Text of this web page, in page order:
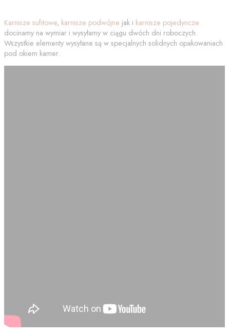
Karnisze sufitowe, karnisze podwójne jak i karnisze pojedyncze
docinamy na wymiar i wysyłamy w ciągu dwóch dni roboczych.
Wszystkie elementy wysyłane są w specjalnych solidnych opakowaniach
pod okiem kamer.